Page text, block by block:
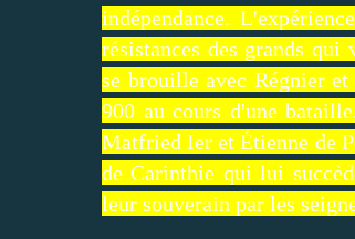
indépendance.
résistances des grands
se brouille avec Régnier
900 au cours d'une
Matfried Ier et Étienne de
de Carinthie qui lui
leur souverain par les